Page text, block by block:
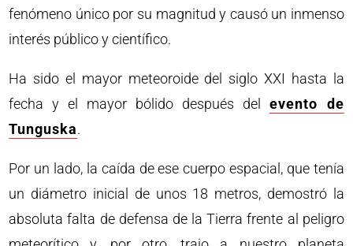
fenómeno único por su magnitud y causó un inmenso
interés público y científico.
Ha sido el mayor meteoroide del siglo XXI hasta la
fecha y el mayor bólido después del evento de
Tunguska.
Por un lado, la caída de ese cuerpo espacial, que tenía
un diámetro inicial de unos 18 metros, demostró la
absoluta falta de defensa de la Tierra frente al peligro